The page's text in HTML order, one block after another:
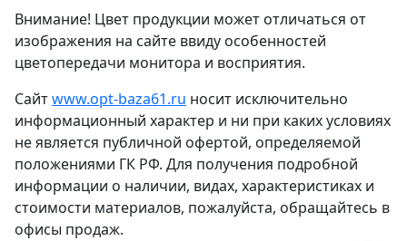
Внимание! Цвет продукции может отличаться от
изображения на сайте ввиду особенностей
цветопередачи монитора и восприятия.
Сайтwww.opt-baza61.ru носит исключительно
информационный характер и ни при каких условиях
не является публичной офертой, определяемой
положениями ГК РФ. Для получения подробной
информации о наличии, видах, характеристиках и
стоимости материалов, пожалуйста, обращайтесь в
офисы продаж.